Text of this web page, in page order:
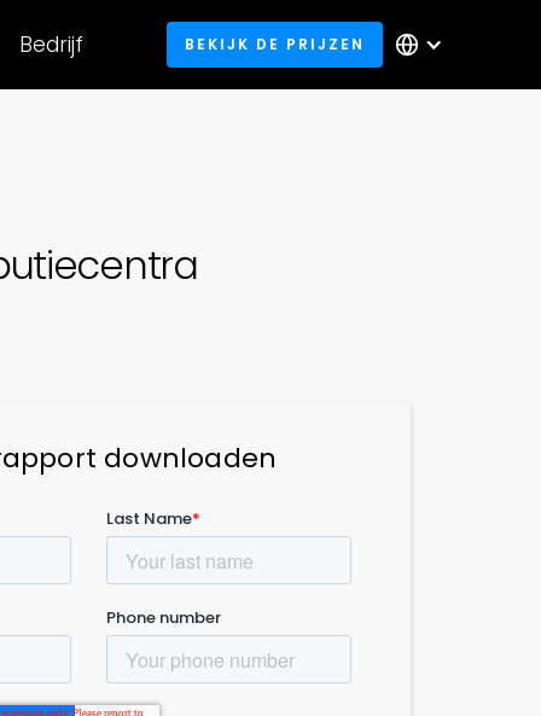
Bedrijf BEKIJK DE PRIJZEN
downloaden